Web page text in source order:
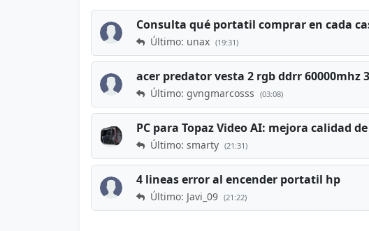
Consulta qué portatil comprar en cada
Último: unax (19:31)
acer predator vesta 2 rgb ddrr 60000mhz
Último: gvngmarcosss (03:08)
PC para Topaz Video AI: mejora calidad
Último: smarty (21:31)
4 lineas error al encender portatil hp
Último: Javi_09 (21:22)